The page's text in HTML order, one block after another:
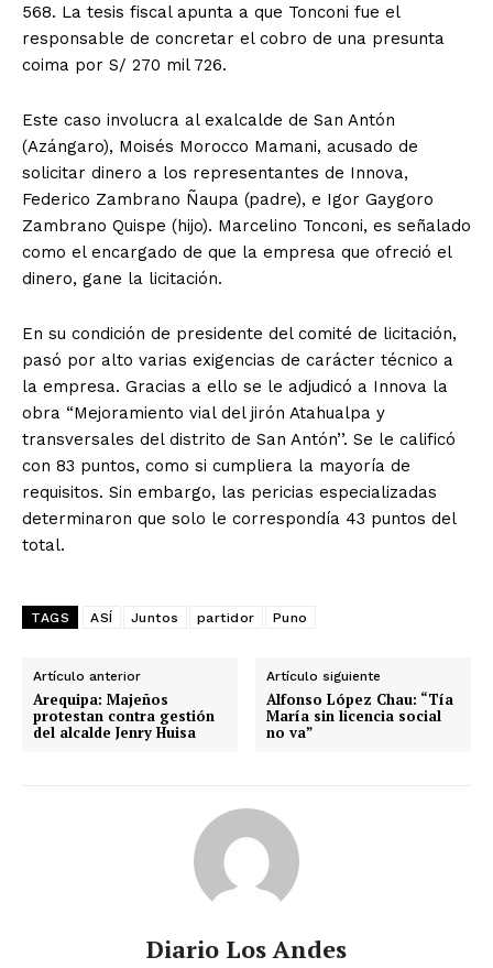
SUSCRIBETE
568. La tesis fiscal apunta a que Tonconi fue el
responsable de concretar el cobro de una presunta
coima por S/ 270 mil 726.
Este caso involucra al exalcalde de San Antón
(Azángaro), Moisés Morocco Mamani, acusado de
solicitar dinero a los representantes de Innova,
Federico Zambrano Ñaupa (padre), e Igor Gaygoro
Zambrano Quispe (hijo). Marcelino Tonconi, es señalado
como el encargado de que la empresa que ofreció el
dinero, gane la licitación.
En su condición de presidente del comité de licitación,
pasó por alto varias exigencias de carácter técnico a
la empresa. Gracias a ello se le adjudicó a Innova la
obra “Mejoramiento vial del jirón Atahualpa y
transversales del distrito de San Antón’’. Se le calificó
con 83 puntos, como si cumpliera la mayoría de
requisitos. Sin embargo, las pericias especializadas
determinaron que solo le correspondía 43 puntos del
total.
TAGS ASÍ Juntos partidor Puno
Artículo anterior
Arequipa: Majeños
protestan contra gestión
del alcalde Jenry Huisa
Artículo siguiente
Alfonso López Chau: “Tía
María sin licencia social
no va”
Diario Los Andes